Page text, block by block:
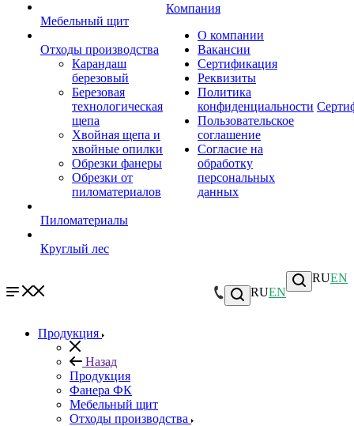
Мебельный щит
Отходы производства
Карандаш
березовый
Березовая
технологическая
щепа
Хвойная щепа и
хвойные опилки
Обрезки фанеры
Обрезки от
пиломатериалов
Пиломатериалы
Круглый лес
Компания
О компании
Вакансии
Сертификация
Реквизиты
Политика
конфиденциальности
Пользовательское
соглашение
Согласие на
обработку
персональных
данных
RUEN
RUEN
Продукция
Назад
Продукция
Фанера ФК
Мебельный щит
Отходы производства